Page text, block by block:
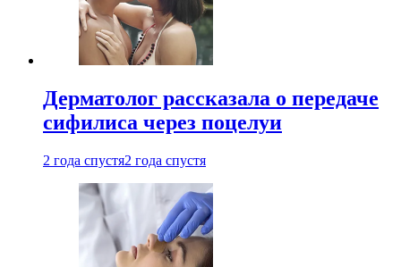
Дерматолог рассказала о передаче
сифилиса через поцелуи
2 года спустя2 года спустя